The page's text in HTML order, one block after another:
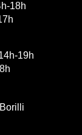
18h
19h